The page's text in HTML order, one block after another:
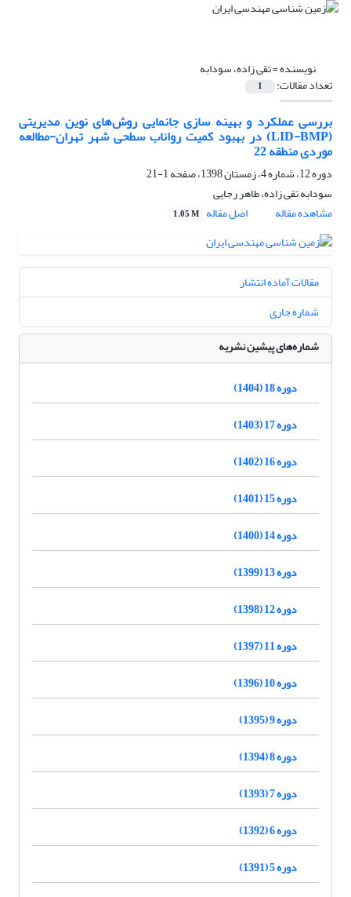
نویسنده =تقی زاده، سودابه
تعداد مقالات: 1
بررسی عملکرد و بهینه سازی جانمایی روش‌های نوین مدیریتی
(LID-BMP) در بهبود کمیت رواناب سطحی شهر تهران-مطالعه
موردی منطقه 22
دوره 12، شماره 4، زمستان 1398، صفحه
1-21
سودابه تقی زاده، طاهر رجایی
مشاهده مقاله
اصل مقاله 1.05 M
مقالات آماده انتشار
شماره جاری
شماره‌های پیشین نشریه
دوره 18 (1404)
دوره 17 (1403)
دوره 16 (1402)
دوره 15 (1401)
دوره 14 (1400)
دوره 13 (1399)
دوره 12 (1398)
دوره 11 (1397)
دوره 10 (1396)
دوره 9 (1395)
دوره 8 (1394)
دوره 7 (1393)
دوره 6 (1392)
دوره 5 (1391)